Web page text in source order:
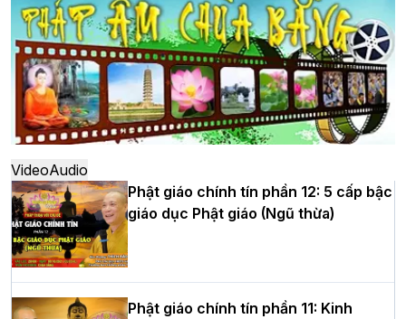
đô
Hà Nội: Ngày tu học cuối cùng khép lại
khóa sinh hoạt Phật pháp mùa hè lần
thứ XIV tại chùa Bằng
Học yêu thương trong ngày tu tập thứ
tư của Khóa sinh hoạt Phật pháp mùa
hè tại chùa Bằng
VideoAudio
Phật giáo chính tín phần 12: 5 cấp bậc
giáo dục Phật giáo (Ngũ thừa)
Phật giáo chính tín phần 11: Kinh